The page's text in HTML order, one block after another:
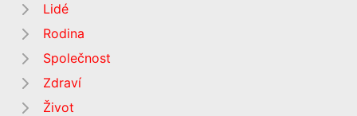
Lidé
Rodina
Společnost
Zdraví
Život